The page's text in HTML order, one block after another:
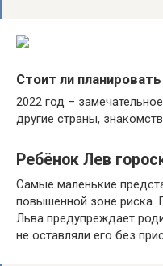
Стоит ли
2022 год –
другие страны,
Ребёнок Лев
Самые маленькие
повышенной зоне риска.
Льва предупреждает
не оставляли его без